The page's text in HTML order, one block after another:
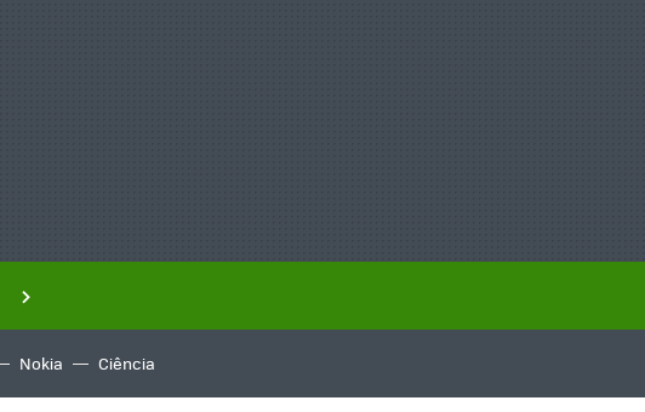
Nokia Ciência